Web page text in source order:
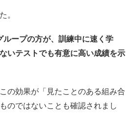
。
ループの方が、訓練中に速く学
いテストでも有意に高い成績を示
の効果が「見たことのある組み合
のではないことも確認されまし